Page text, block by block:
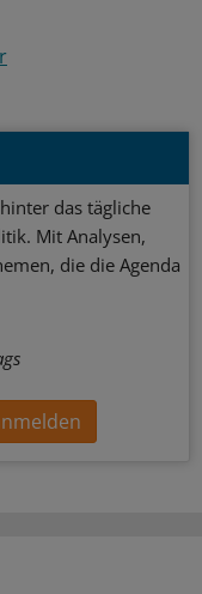
das tägliche
Mit Analysen,
die die Agenda